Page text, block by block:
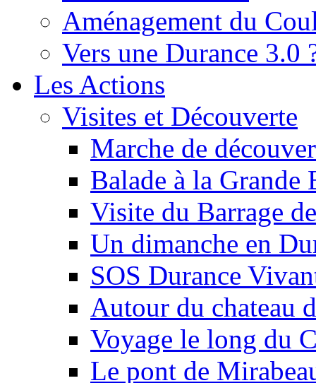
Aménagement du
Vers une Durance 3.0
Les Actions
Visites et Découverte
Marche de
Balade à la Grande
Visite du Barrage
Un dimanche en
SOS Durance
Autour du chateau
Voyage le long du
Le pont de